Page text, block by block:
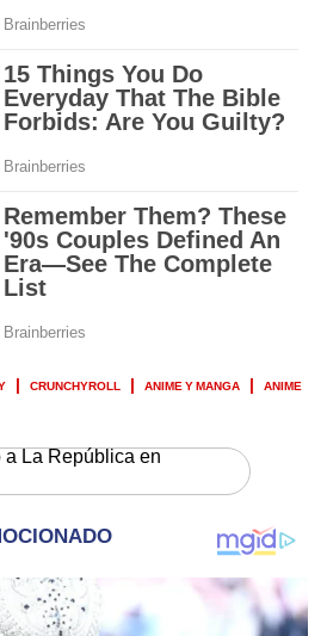
CRUNCHYROLL ANIME Y MANGA
ANIME
a La República en